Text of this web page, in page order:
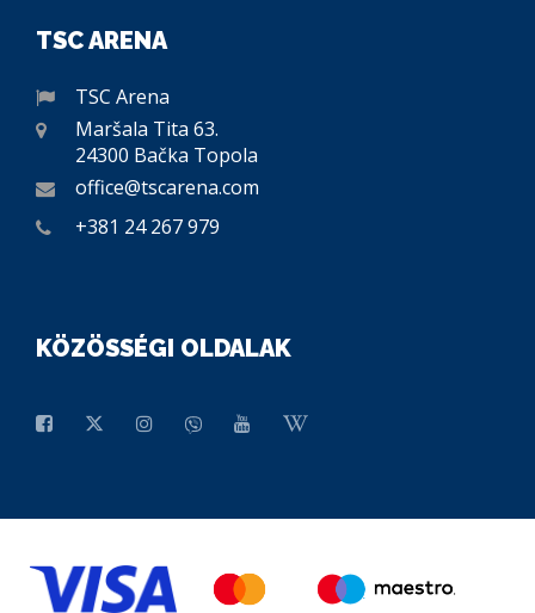
TSC ARENA
TSC Arena
Maršala Tita 63.
24300 Bačka Topola
office@tscarena.com
+381 24 267 979
KÖZÖSSÉGI OLDALAK